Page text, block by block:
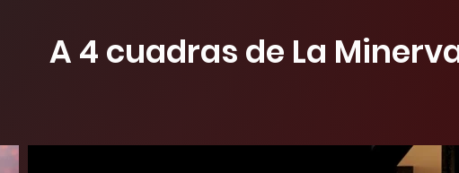
A 4 cuadras de La